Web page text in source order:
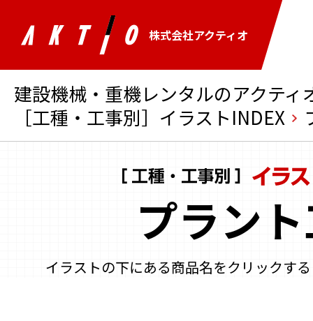
株式会社アクティオ
建設機械・重機レンタルのアクティ
［工種・工事別］イラストINDEX
プラン
イラストの下にある商品名をクリックす